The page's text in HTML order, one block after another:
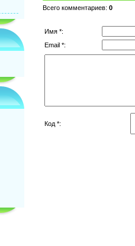
Всего комментариев: 0
Имя *:
Email *:
Код *: